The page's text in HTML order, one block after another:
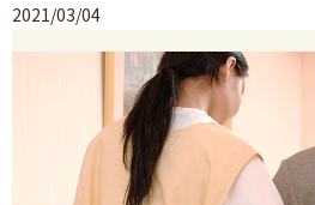
2021/03/04